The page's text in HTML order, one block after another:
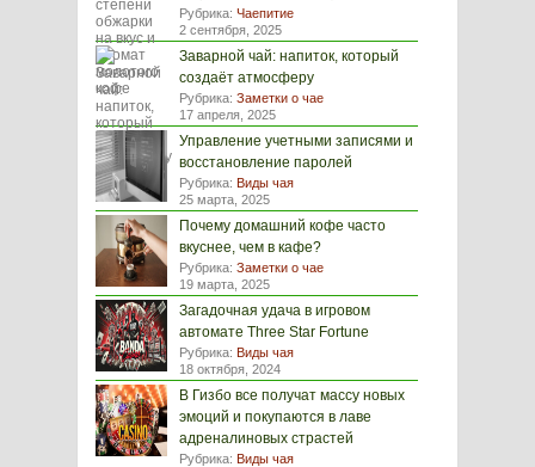
Рубрика: Чаепитие
2 сентября, 2025
Заварной чай: напиток, который
создаёт атмосферу
Рубрика: Заметки о чае
17 апреля, 2025
Управление учетными записями и
восстановление паролей
Рубрика: Виды чая
25 марта, 2025
Почему домашний кофе часто
вкуснее, чем в кафе?
Рубрика: Заметки о чае
19 марта, 2025
Загадочная удача в игровом
автомате Three Star Fortune
Рубрика: Виды чая
18 октября, 2024
В Гизбо все получат массу новых
эмоций и покупаются в лаве
адреналиновых страстей
Рубрика: Виды чая